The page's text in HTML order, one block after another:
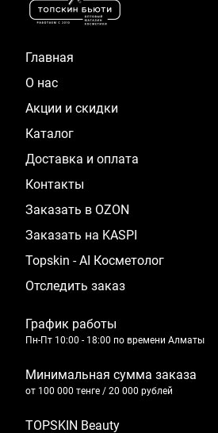
Главная
О нас
Акции и скидки
Каталог
Доставка и оплата
Контакты
Заказать в OZON
Заказать на KASPI
Topskin - AI Косметолог
Отследить заказ
График работы
Пн-Пт 10:00 - 18:00 по времени Алматы
Минимальная сумма заказа
от 100 000 тенге / 20 000 рублей
TOPSKIN Beauty